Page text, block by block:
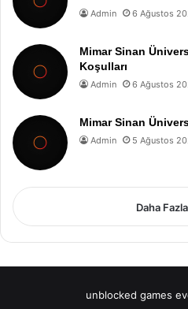
Admin 6 Ağustos
Mimar Sinan
Koşulları
Admin 6 Ağustos
Mimar Sinan
Admin 5 Ağustos
Daha
unblocked games